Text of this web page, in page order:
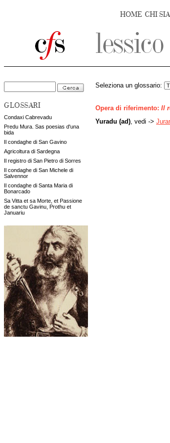
HOME CHI
GLOSSARI
Condaxi Cabrevadu
Predu Mura. Sas poesias d'una
bida
Il condaghe di San Gavino
Agricoltura di Sardegna
Il registro di San Pietro di Sorres
Il condaghe di San Michele di
Salvennor
Il condaghe di Santa Maria di
Bonarcado
Sa Vitta et sa Morte, et Passione
de sanctu Gavinu, Prothu et
Januariu
Seleziona un glossario:
Opera di riferimento: Il
Yuradu (ad) , vedi ->